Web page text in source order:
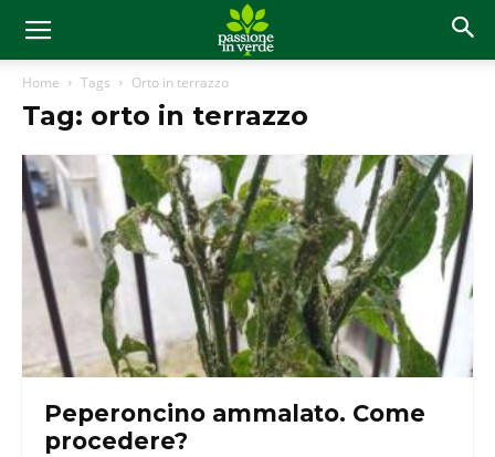
Home Tags Orto in terrazzo
Tag: orto in terrazzo
Peperoncino ammalato. Come
procedere?